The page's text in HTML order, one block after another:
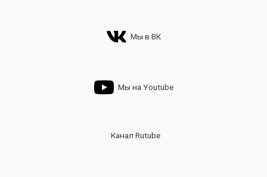
Мы в ВК
Мы на Youtube
Канал Rutube